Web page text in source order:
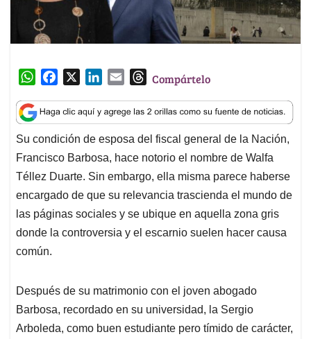
W
a
t
s
A
p
p
c
e
b
o
o
k
n
k
e
d
I
n
a
i
l
T
r
e
a
d
s
Compártelo
Su condición de esposa del fiscal general de la Nación,
Francisco Barbosa, hace notorio el nombre de Walfa
Téllez Duarte. Sin embargo, ella misma parece haberse
encargado de que su relevancia trascienda el mundo de
las páginas sociales y se ubique en aquella zona gris
donde la controversia y el escarnio suelen hacer causa
común.
Después de su matrimonio con el joven abogado
Barbosa, recordado en su universidad, la Sergio
Arboleda, como buen estudiante pero tímido de carácter,